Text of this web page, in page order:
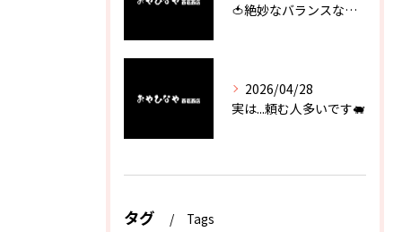
🍅絶妙なバランスなのに最高な一品🥗
2026/04/28
実は...頼む人多いです🐖
タグ Tags